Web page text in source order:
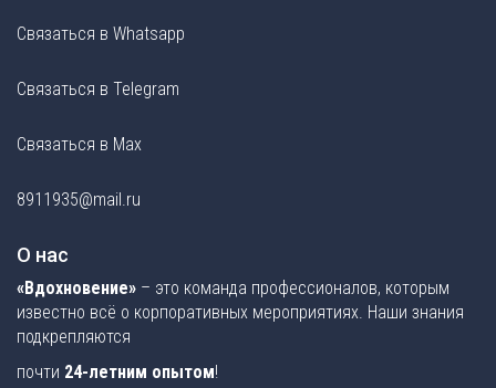
Связаться в Whatsapp
Связаться в Telegram
Связаться в Max
8911935@mail.ru
О нас
«Вдохновение» – это команда профессионалов, которым
известно всё о корпоративных мероприятиях. Наши знания
подкрепляются
почти 24-летним опытом!